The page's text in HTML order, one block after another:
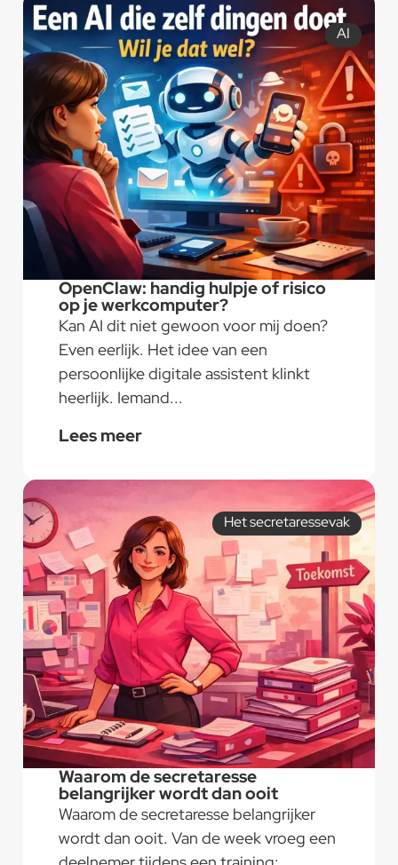
AI
OpenClaw: handig hulpje of risico
op je werkcomputer?
Kan AI dit niet gewoon voor mij doen?
Even eerlijk. Het idee van een
persoonlijke digitale assistent klinkt
heerlijk. Iemand...
Lees meer
Het secretaressevak
Waarom de secretaresse
belangrijker wordt dan ooit
Waarom de secretaresse belangrijker
wordt dan ooit. Van de week vroeg een